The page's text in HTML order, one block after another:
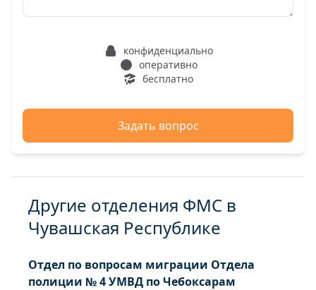
конфиденциально
оперативно
бесплатно
Задать вопрос
Другие отделения ФМС в
Чувашская Республике
Отдел по вопросам миграции Отдела
полиции № 4 УМВД по Чебоксарам